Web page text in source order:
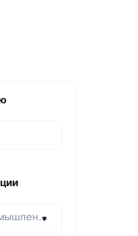
Бытовая и промышленная химия